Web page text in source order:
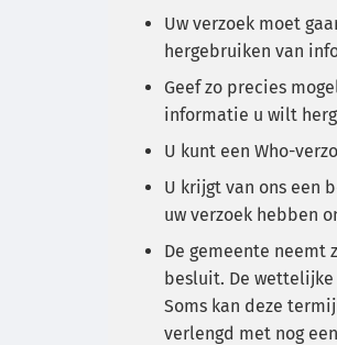
Uw verzoek moet
hergebruiken van
Geef zo precies
informatie u wilt
U kunt een Who-
U krijgt van ons een
uw verzoek hebben
De gemeente neemt
besluit. De
Soms kan deze
verlengd met nog